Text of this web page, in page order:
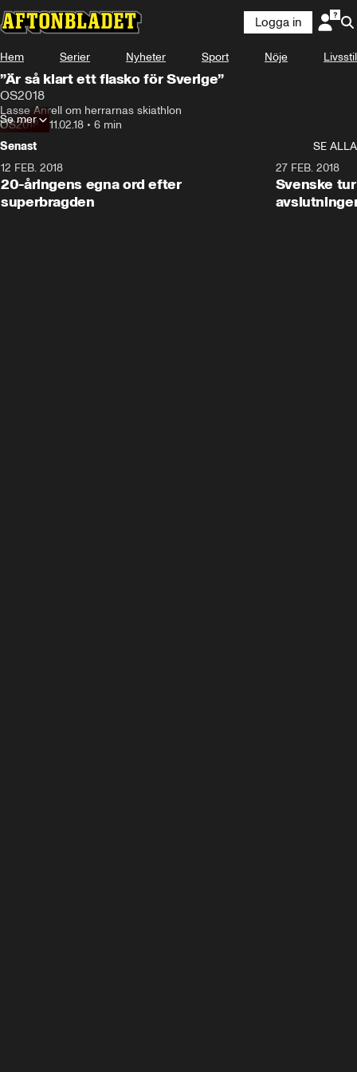
Logga in
Hem Serier Nyheter Sport Nöje Livsstil
”Är så klart ett fiasko för Sverige”
OS2018
Lasse Anrell om herrarnas skiathlon
OS2018• 11.02.18 • 6 min
Se mer
Senast
SE ALLA
12 FEB. 2018
20-åringens egna ord efter
superbragden
27 FEB. 2018
Svenske